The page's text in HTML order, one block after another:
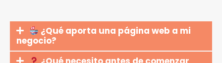
¿Qué aporta una página web a mi
negocio?